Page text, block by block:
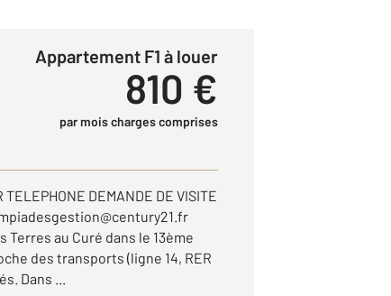
Appartement F1 à louer
810 €
par mois charges comprises
TELEPHONE DEMANDE DE VISITE
Terres au Curé dans le 13ème
des transports (ligne 14, RER
Dans ...